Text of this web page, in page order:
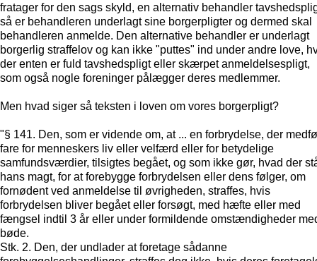
fratager for den sags skyld, en alternativ behandler
så er behandleren underlagt sine borgerpligter og dermed skal
behandleren anmelde. Den alternative behandler er underlagt
borgerlig straffelov og kan ikke "puttes" ind under andre love,
der enten er fuld tavshedspligt eller skærpet anmeldelsespligt,
som også nogle foreninger pålægger deres medlemmer.
Men hvad siger så teksten i loven om vores borgerpligt?
"§ 141. Den, som er vidende om, at ... en forbrydelse, der
fare for menneskers liv eller velfærd eller for betydelige
samfundsværdier, tilsigtes begået, og som ikke gør, hvad der
hans magt, for at forebygge forbrydelsen eller dens følger, om
fornødent ved anmeldelse til øvrigheden, straffes, hvis
forbrydelsen bliver begået eller forsøgt, med hæfte eller med
fængsel indtil 3 år eller under formildende omstændigheder
bøde.
Stk. 2. Den, der undlader at foretage sådanne